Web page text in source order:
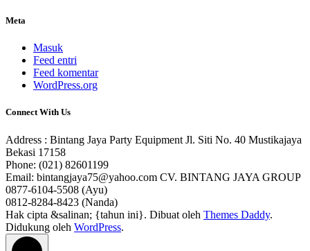
Meta
Masuk
Feed entri
Feed komentar
WordPress.org
Connect With Us
Address : Bintang Jaya Party Equipment Jl. Siti No. 40 Mustikajaya
Bekasi 17158
Phone: (021) 82601199
Email: bintangjaya75@yahoo.com CV. BINTANG JAYA GROUP
0877-6104-5508 (Ayu)
0812-8284-8423 (Nanda)
Hak cipta &salinan; {tahun ini}. Dibuat oleh Themes Daddy.
Didukung oleh WordPress.